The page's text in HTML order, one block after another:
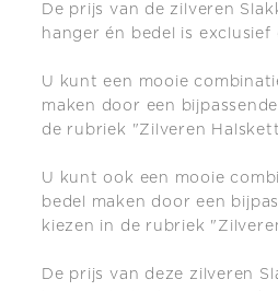
De prijs van de zilveren
hanger én bedel is
U kunt een mooie
maken door een
de rubriek "Zilveren
U kunt ook een mooie
bedel maken do or een
kiezen in de rubriek
De prijs van deze zilveren